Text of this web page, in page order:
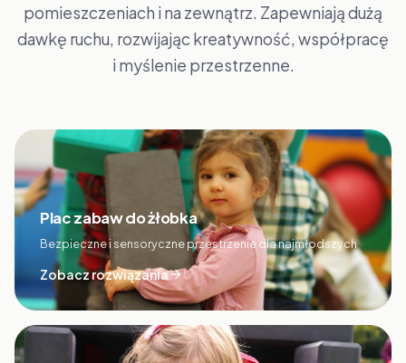
pomieszczeniach i na zewnątrz. Zapewniają dużą
dawkę ruchu, rozwijając kreatywność, współpracę
i myślenie przestrzenne.
Plac zabaw do żłobka
Bezpieczne i sensoryczne przestrzenie dla najmłodszych
Zobacz rozwiązania